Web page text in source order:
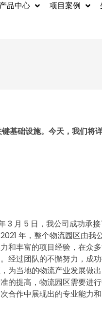
产品中心 项目案例
基础设施。今天，我们将
3 月 5 日，我公司成功承
年，整个物流园区由我
和丰富的项目经验，在众
经过团队的不懈努力，成
为当地的物流产业发展做
的提高，物流园区需要进
合作中展现出的专业能力